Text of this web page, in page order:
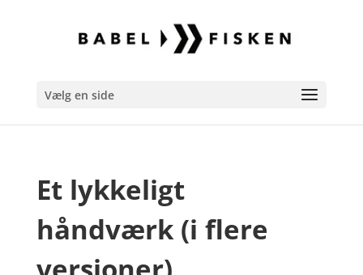
Vælg en side
Et lykkeligt
håndværk (i flere